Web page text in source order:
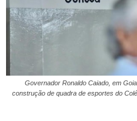
Governador Ronaldo Caiado, em
construção de quadra de esportes do